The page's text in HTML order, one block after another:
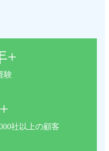
+
験
+
社以上の顧客